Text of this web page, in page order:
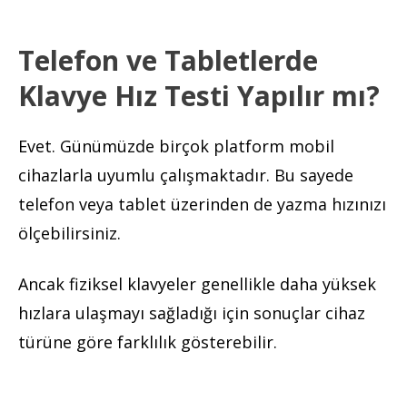
Telefon ve Tabletlerde
Klavye Hız Testi Yapılır mı?
Evet. Günümüzde birçok platform mobil
cihazlarla uyumlu çalışmaktadır. Bu sayede
telefon veya tablet üzerinden de yazma hızınızı
ölçebilirsiniz.
Ancak fiziksel klavyeler genellikle daha yüksek
hızlara ulaşmayı sağladığı için sonuçlar cihaz
türüne göre farklılık gösterebilir.